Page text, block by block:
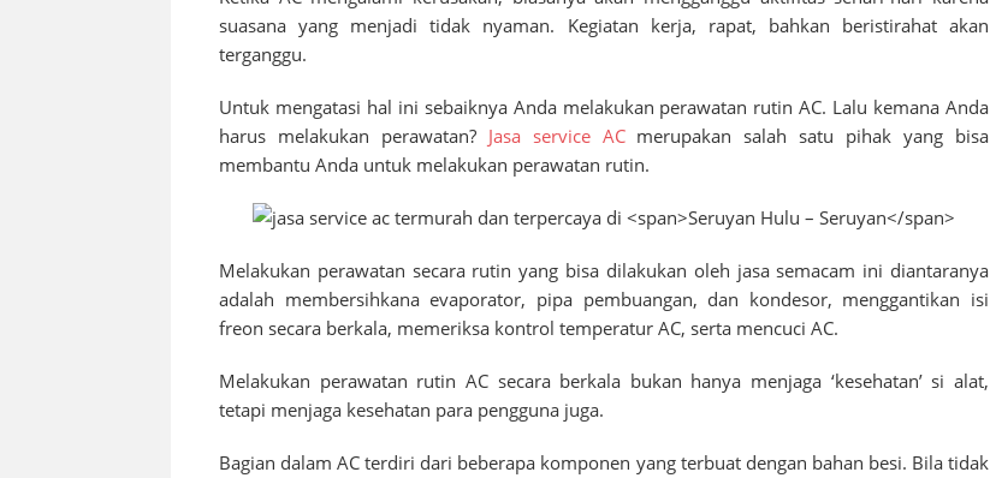
suasana yang menjadi tidak nyaman. Kegiatan kerja, rapat, bahkan beristirahat akan
terganggu.
Untuk mengatasi hal ini sebaiknya Anda melakukan perawatan rutin AC. Lalu kemana Anda
harus melakukan perawatan? Jasa service ACmerupakan salah satu pihak yang bisa
membantu Anda untuk melakukan perawatan rutin.
Melakukan perawatan secara rutin yang bisa dilakukan oleh jasa semacam ini diantaranya
adalah membersihkana evaporator, pipa pembuangan, dan kondesor, menggantikan isi
freon secara berkala, memeriksa kontrol temperatur AC, serta mencuci AC.
Melakukan perawatan rutin AC secara berkala bukan hanya menjaga ‘kesehatan’ si alat,
tetapi menjaga kesehatan para pengguna juga.
Bagian dalam AC terdiri dari beberapa komponen yang terbuat dengan bahan besi. Bila tidak